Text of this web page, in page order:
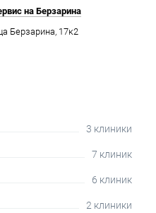
на Берзарина
Берзарина, 17к2
3 клиники
7 клиник
6 клиник
2 клиники